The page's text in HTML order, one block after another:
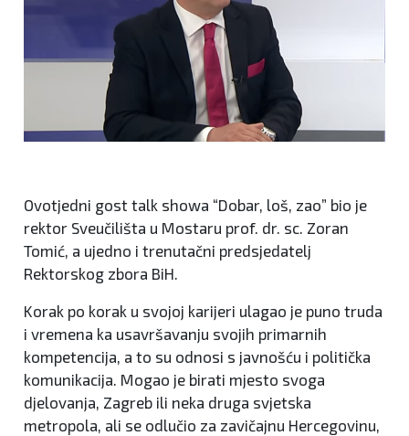
Ovotjedni gost talk showa “Dobar, loš, zao” bio je
rektor Sveučilišta u Mostaru prof. dr. sc. Zoran
Tomić, a ujedno i trenutačni predsjedatelj
Rektorskog zbora BiH.
Korak po korak u svojoj karijeri ulagao je puno truda
i vremena ka usavršavanju svojih primarnih
kompetencija, a to su odnosi s javnošću i politička
komunikacija. Mogao je birati mjesto svoga
djelovanja, Zagreb ili neka druga svjetska
metropola, ali se odlučio za zavičajnu Hercegovinu,